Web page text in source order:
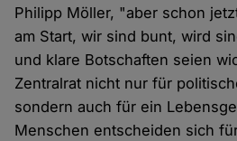
Philipp Möller, "aber schon
am Start, wir sind bunt, wird
und klare Botschaften seien
Zentralrat nicht nur für
sondern auch für ein
Menschen entscheiden sich